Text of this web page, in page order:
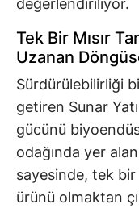
değerlendiriliyor.
Tek Bir Mısır
Uzanan
Sürdürülebilirliği
getiren Sunar
gücünü
odağında yer
sayesinde, tek bir
ürünü olmaktan